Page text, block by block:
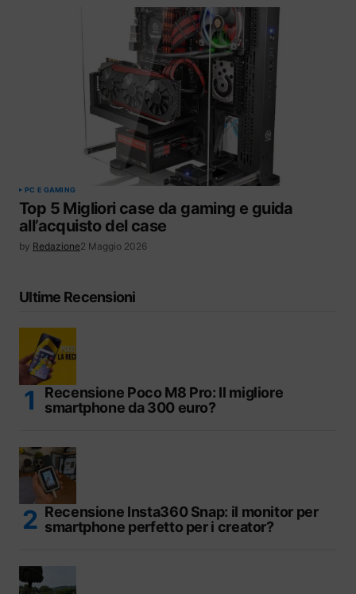
PC E GAMING
Top 5 Migliori case da gaming e guida
all’acquisto del case
by Redazione2 Maggio 2026
Ultime Recensioni
Recensione Poco M8 Pro: Il migliore
smartphone da 300 euro?
Recensione Insta360 Snap: il monitor per
smartphone perfetto per i creator?